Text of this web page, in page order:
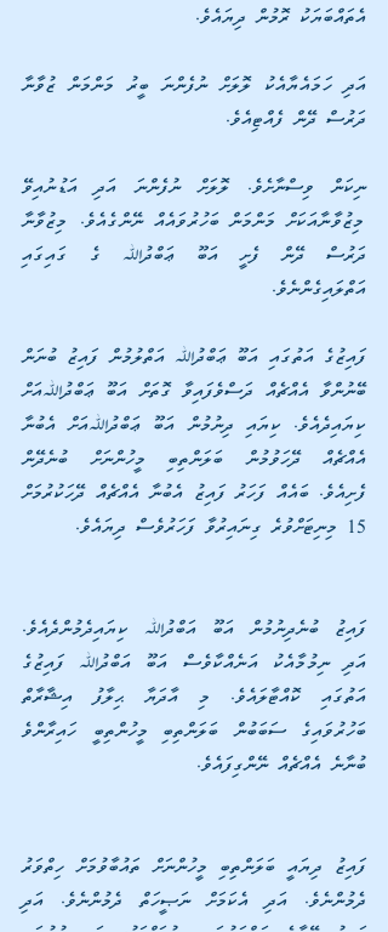
އެތައްބަޔަކު ރޮމުން ދިޔައެވެ.
އަދި ހަމައެޔާއެކު ލޮލަށް ނުފެންނަ ބީރު މަންމަން ޒުވާނާ
ދަރުސް ދޭން ފެއްޓިއެވެ.
ނިކަން ވިސްނާށެވެ. ލޮލަށް ނުފެންނަ އަދި އަޑުނުއިވޭ
މިޒުވާނާއަކަށް މަންމަން ބަހުރުވައެއް ނޭންގެއެވެ. މިޒުވާނާ
އަތްލައިގެންނެވެ.
ފައިޒުގެ އަތުގައި އަބޫ ޢަބްދުﷲ އަތްލުމުން ފައިޒު ބުނަން
ބޭނުންވާ އެއްޗެއް ދަސްވެފައިވާ ގޮތަށް އަބޫ ޢަބްދުﷲއަށް
ކިޔައިދެއެވެ. ކިޔައި ދިނުމުން އަބޫ ޢަބްދުﷲއަށް އެބުނާ
އެއްޗެއް ދޭހަވުމުން ބަލަންތިބި މީހުންނަށް ބުނެދޭން
ފެށިއެވެ. ބައެއް ފަހަރު ފައިޒު އެބުނާ އެއްޗެއް ދޭހަކުރުމަށް
15 މިނިޓަށްވުރެ ގިނައިރުވާ ފަހަރުވެސް ދިޔައެވެ.
އަތުގައި ކޮއްޓާލައެވެ. މި އާދަޔާ ޙިލާފު އިޝާރާތް
ބަހުރުވައިގެ ސަބަބުން ބަލަންތިބި މީހުންތިބީ ހައިރާންވެ
ބުނާނެ އެއްޗެއް ނޭންގިފައެވެ.
ފައިޒު ދިޔައީ ބަލަންތިބި މީހުންނަށް ތައުބާވުމަށް ހިތްވަރު
ދެމުންނެވެ. އަދި އެކަމަށް ނަޞީހަތް ދެމުންނެވެ. އަދި